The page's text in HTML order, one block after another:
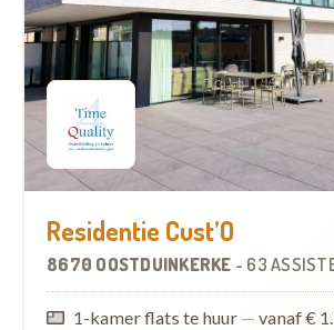
Residentie Cust’O
8670 OOSTDUINKERKE - 63
1-kamer flats te huur — vanaf €